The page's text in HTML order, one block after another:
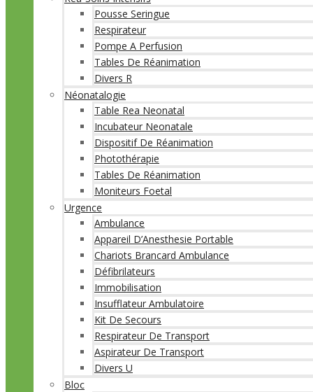
Pousse Seringue
Respirateur
Pompe A Perfusion
Tables De Réanimation
Divers R
Néonatalogie
Table Rea Neonatal
Incubateur Neonatale
Dispositif De Réanimation
Photothérapie
Tables De Réanimation
Moniteurs Foetal
Urgence
Ambulance
Appareil D’Anesthesie Portable
Chariots Brancard Ambulance
Défibrilateurs
Immobilisation
Insufflateur Ambulatoire
Kit De Secours
Respirateur De Transport
Aspirateur De Transport
Divers U
Bloc